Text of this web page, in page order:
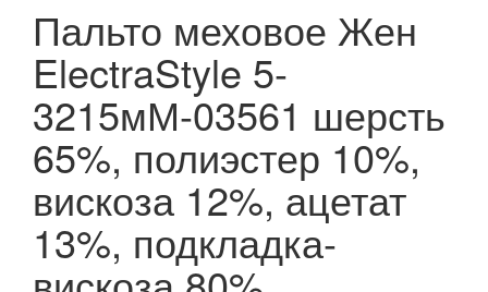
Пальто меховое Жен
ElectraStyle 5-
3215мМ-03561 шерсть
65%, полиэстер 10%,
вискоза 12%, ацетат
13%, подкладка-